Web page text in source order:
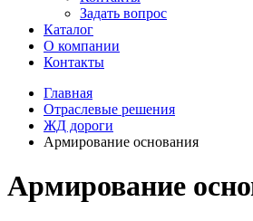
Задать вопрос
Каталог
О компании
Контакты
Главная
Отраслевые решения
ЖД дороги
Армирование основания
Армирование